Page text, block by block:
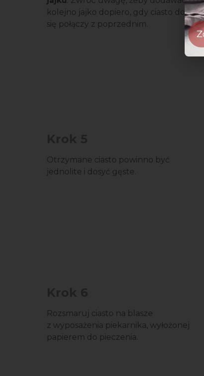
kolejno jajko dopiero, gdy ciasto dobrze
się połączy z poprzednim.
Otrzymane ciasto powinno być
jednolite i dosyć gęste.
Rozsmaruj ciasto na blasze
z wyposażenia piekarnika, wyłożonej
papierem do pieczenia.